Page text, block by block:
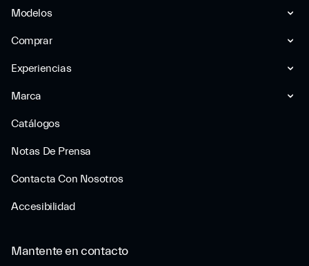
Modelos
Comprar
Experiencias
Marca
Catálogos
Notas De Prensa
Contacta Con Nosotros
Accesibilidad
Mantente en contacto